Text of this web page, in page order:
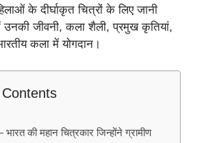
के दीर्घाकृत चित्रों के लिए जानी
उनकी जीवनी, कला शैली, प्रमुख कृतियां,
कला में योगदान।
भारत की महान चित्रकार जिन्होंने ग्रामीण